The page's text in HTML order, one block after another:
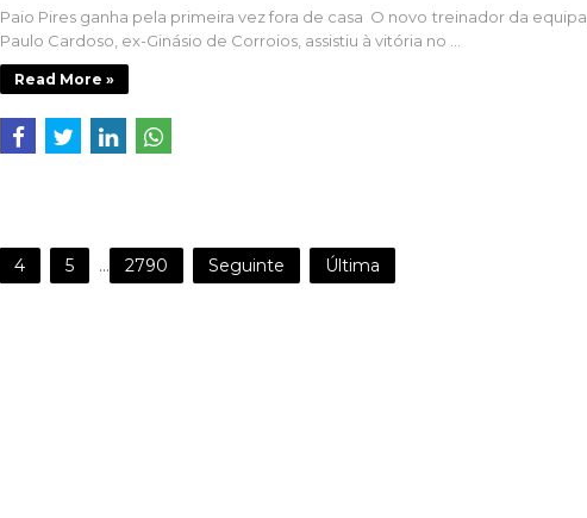
Paio Pires ganha pela primeira vez fora de casa O novo treinador da equipa,
Paulo Cardoso, ex-Ginásio de Corroios, assistiu à vitória no ...
Read More »
4 5 ... 2790 Seguinte Última